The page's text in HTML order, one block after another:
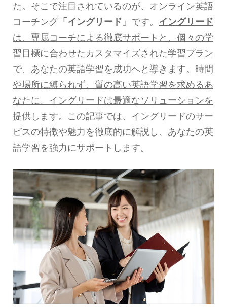
た。そこで注目されているのが、オンライン英語
コーチング 「イングリード」 です。 イングリード
は、専属コーチによる徹底サポートと、個々の学
習目標に合わせたカスタマイズされた学習プラン
で、あなたの英語学習を成功へと導きます。時間
や場所に縛られず、質の高い英語学習を求めるあ
なたに、イングリードは最適なソリューションを
提供します。この記事では、イングリードのサー
ビスの特徴や魅力を徹底的に解説し、あなたの英
語学習を強力にサポートします。